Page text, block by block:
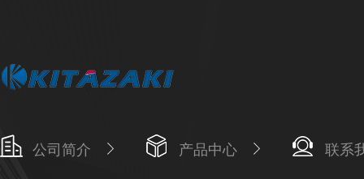
公司简介 产品中心 联系